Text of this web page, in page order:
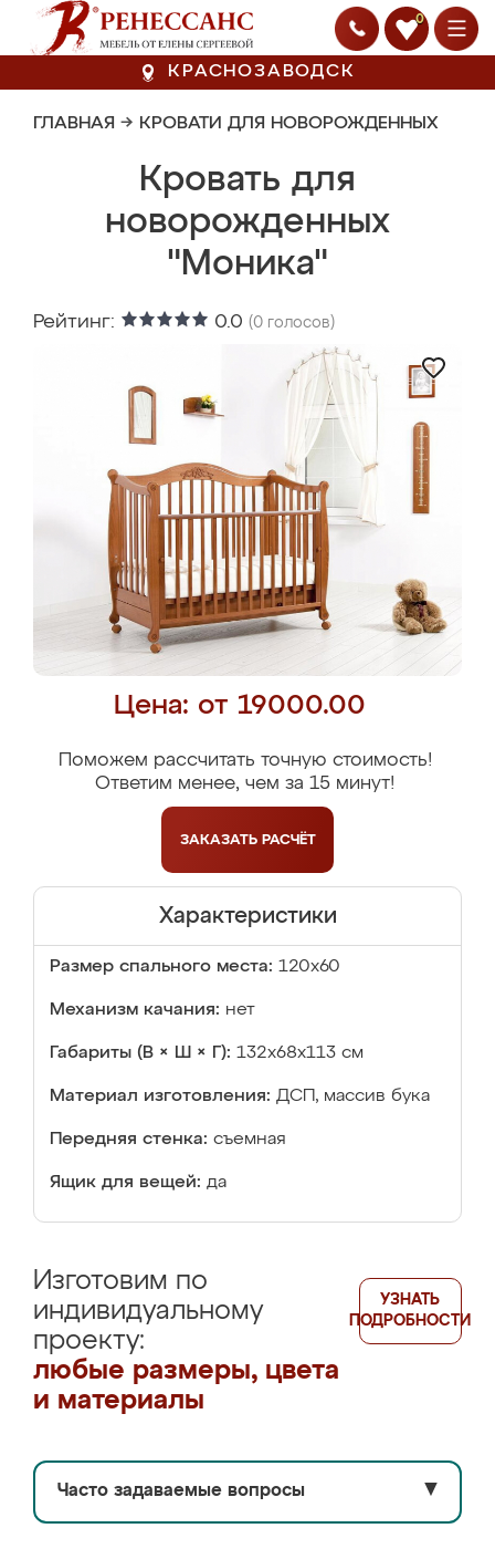
0
КРАСНОЗАВОДСК
ГЛАВНАЯ → КРОВАТИ ДЛЯ НОВОРОЖДЕННЫХ
Кровать для
новорожденных
"Моника"
Рейтинг: 0.0 (0 голосов)
Цена: от 19000.00
Поможем рассчитать точную стоимость!
Ответим менее, чем за 15 минут!
ЗАКАЗАТЬ РАСЧЁТ
Характеристики
Размер спального места: 120x60
Механизм качания: нет
Габариты (В × Ш × Г): 132x68x113 см
Материал изготовления: ДСП, массив бука
Передняя стенка: съемная
Ящик для вещей: да
Изготовим по
индивидуальному
проекту:
любые размеры, цвета
и материалы
УЗНАТЬ
ПОДРОБНОСТИ
Часто задаваемые вопросы ▼